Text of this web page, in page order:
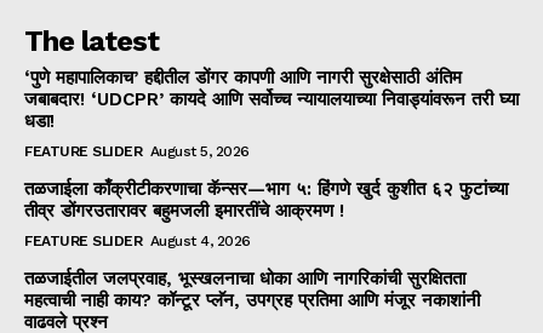
The latest
‘पुणे महापालिकाच’ हद्दीतील डोंगर कापणी आणि नागरी सुरक्षेसाठी अंतिम
जबाबदार! ‘UDCPR’ कायदे आणि सर्वोच्च न्यायालयाच्या निवाड्यांवरून तरी घ्या
धडा!
FEATURE SLIDER August 5, 2026
तळजाईला काँक्रीटीकरणाचा कॅन्सर—भाग ५: हिंगणे खुर्द कुशीत ६२ फुटांच्या
तीव्र डोंगरउतारावर बहुमजली इमारतींचे आक्रमण !
FEATURE SLIDER August 4, 2026
तळजाईतील जलप्रवाह, भूस्खलनाचा धोका आणि नागरिकांची सुरक्षितता
महत्वाची नाही काय? कॉन्टूर प्लॅन, उपग्रह प्रतिमा आणि मंजूर नकाशांनी
वाढवले प्रश्न